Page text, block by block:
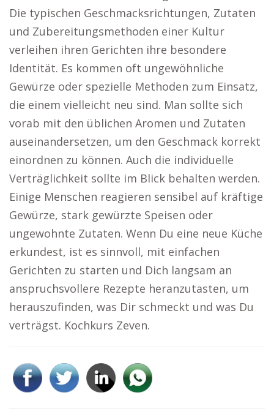
Die typischen Geschmacksrichtungen, Zutaten
und Zubereitungsmethoden einer Kultur
verleihen ihren Gerichten ihre besondere
Identität. Es kommen oft ungewöhnliche
Gewürze oder spezielle Methoden zum Einsatz,
die einem vielleicht neu sind. Man sollte sich
vorab mit den üblichen Aromen und Zutaten
auseinandersetzen, um den Geschmack korrekt
einordnen zu können. Auch die individuelle
Verträglichkeit sollte im Blick behalten werden.
Einige Menschen reagieren sensibel auf kräftige
Gewürze, stark gewürzte Speisen oder
ungewohnte Zutaten. Wenn Du eine neue Küche
erkundest, ist es sinnvoll, mit einfachen
Gerichten zu starten und Dich langsam an
anspruchsvollere Rezepte heranzutasten, um
herauszufinden, was Dir schmeckt und was Du
verträgst. Kochkurs Zeven.